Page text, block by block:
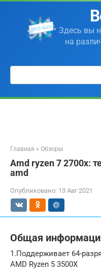
Перейти
контенту
Здесь вы
на
Поиск:
Главная » Обзоры
Amd ryzen 7 2700x:
amd
Опубликовано: 13 Авг 2021
Общая
1.Поддерживает 64-
AMD Ryzen 5 3500X